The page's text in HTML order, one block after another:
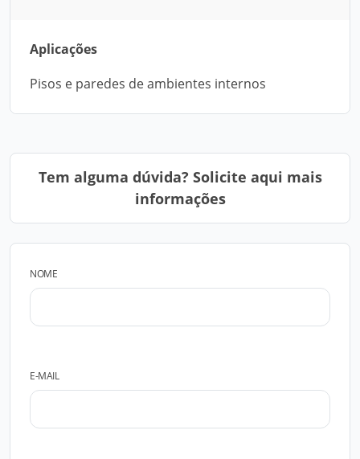
Aplicações
Pisos e paredes de ambientes internos
Tem alguma dúvida? Solicite aqui mais
informações
NOME
E-MAIL